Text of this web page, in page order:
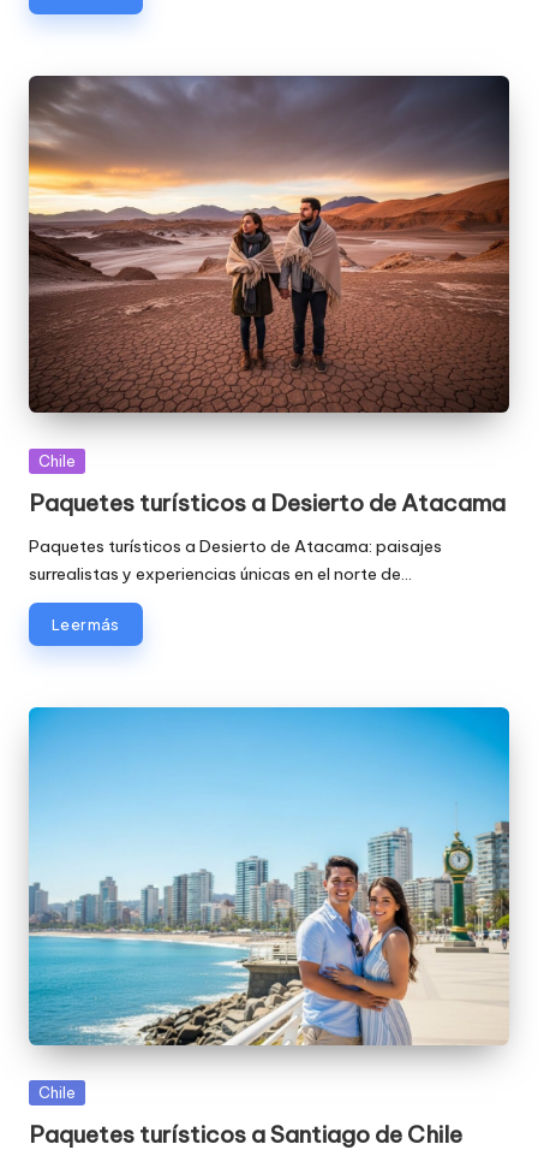
Publicada
Chile
Paquetes turísticos a Desierto de Atacama
Paquetes turísticos a Desierto de Atacama: paisajes
surrealistas y experiencias únicas en el norte de…
Leer más
Publicada
Chile
Paquetes turísticos a Santiago de Chile